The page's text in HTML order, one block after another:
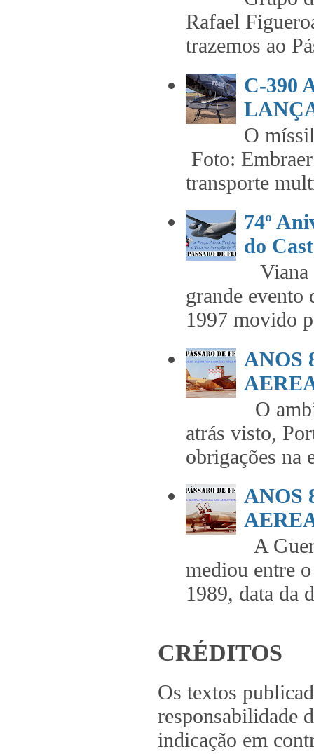
Rafael
trazemos ao
C-390
O
Foto:
transporte
74º
do
Viana
grande evento
1997 movido
ANOS
O
atrás visto,
obrigações na
ANOS
A
mediou entre
1989, data da
CRÉDITOS
Os textos
responsabilidade
indicação em